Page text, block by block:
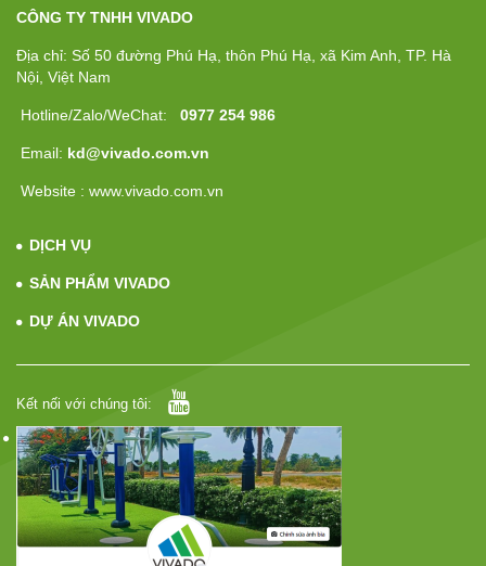
CÔNG TY TNHH VIVADO
Địa chỉ: Số 50 đường Phú Hạ, thôn Phú Hạ, xã Kim Anh, TP. Hà
Nội, Việt Nam
Hotline/Zalo/WeChat: 0977 254 986
Email: kd@vivado.com.vn
Website : www.vivado.com.vn
DỊCH VỤ
SẢN PHẨM VIVADO
DỰ ÁN VIVADO
Kết nối với chúng tôi: